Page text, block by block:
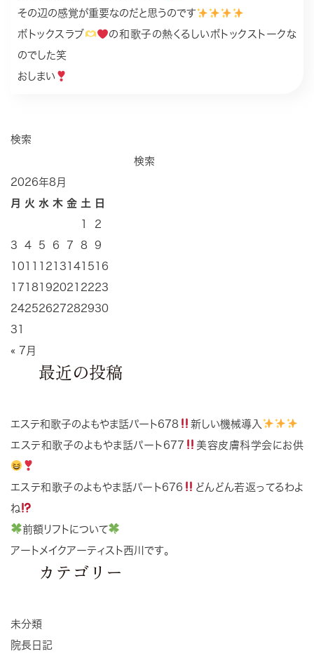
その辺の感覚が重要なのだと思うのです
ボトックスラブ
の和歌子の熱くるしいボトックストークな
のでした笑
おしまい
検索
検索
2026年8月
月
火 水 木 金 土
日
2
3
4 5 6 7 8
9
10
12 13 14 15 16
17 18 192021 2223
24252627282930
31
« 7月
最近の投稿
エステ和歌子のよもやま話パート678
新しい機械導入
エステ和歌子のよもやま話パート677
美容皮膚科学会にお供
エステ和歌子のよもやま話パート676
どんどん若返ってるわよ
ね
前額リフトについて
アートメイクアーティスト西川です。
カテゴリー
未分類
院長日記